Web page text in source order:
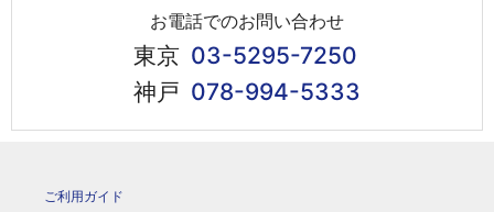
お電話でのお問い合わせ
東京 03-5295-7250
神戸 078-994-5333
ご利用ガイド